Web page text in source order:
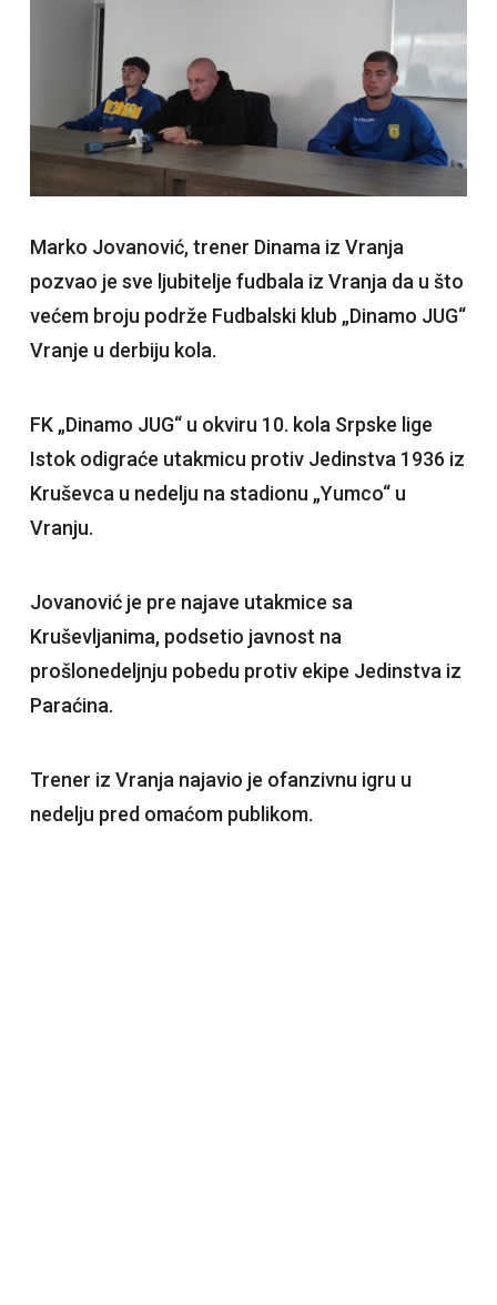
Marko Jovanović, trener Dinama iz Vranja
pozvao je sve ljubitelje fudbala iz Vranja da u što
većem broju podrže Fudbalski klub „Dinamo JUG“
Vranje u derbiju kola.
FK „Dinamo JUG“ u okviru 10. kola Srpske lige
Istok odigraće utakmicu protiv Jedinstva 1936 iz
Kruševca u nedelju na stadionu „Yumco“ u
Vranju.
Jovanović je pre najave utakmice sa
Kruševljanima, podsetio javnost na
prošlonedeljnju pobedu protiv ekipe Jedinstva iz
Paraćina.
Trener iz Vranja najavio je ofanzivnu igru u
nedelju pred omaćom publikom.